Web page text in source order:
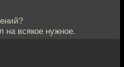
на всякое нужное.